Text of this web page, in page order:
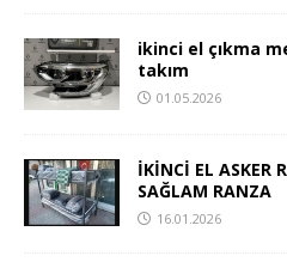
ikinci el çıkma
takım
01.05.2026
İKİNCİ EL ASKER
SAĞLAM RANZA
16.01.2026